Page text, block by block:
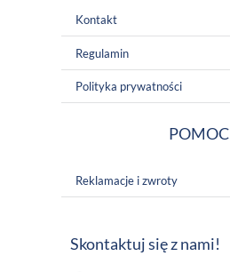
Kontakt
Regulamin
Polityka prywatności
POMOC
Reklamacje i zwroty
Skontaktuj się z nami!